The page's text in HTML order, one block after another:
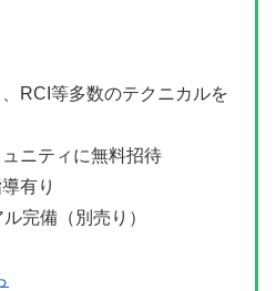
RCI等多数のテクニカルを
ニティに無料招待
有り
完備（別売り）